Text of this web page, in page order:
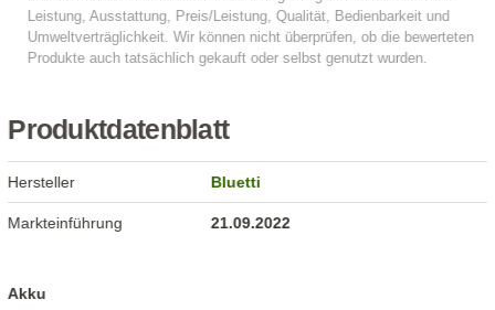
Produktdatenblatt
Hersteller Bluetti
Markteinführung 21.09.2022
Akku